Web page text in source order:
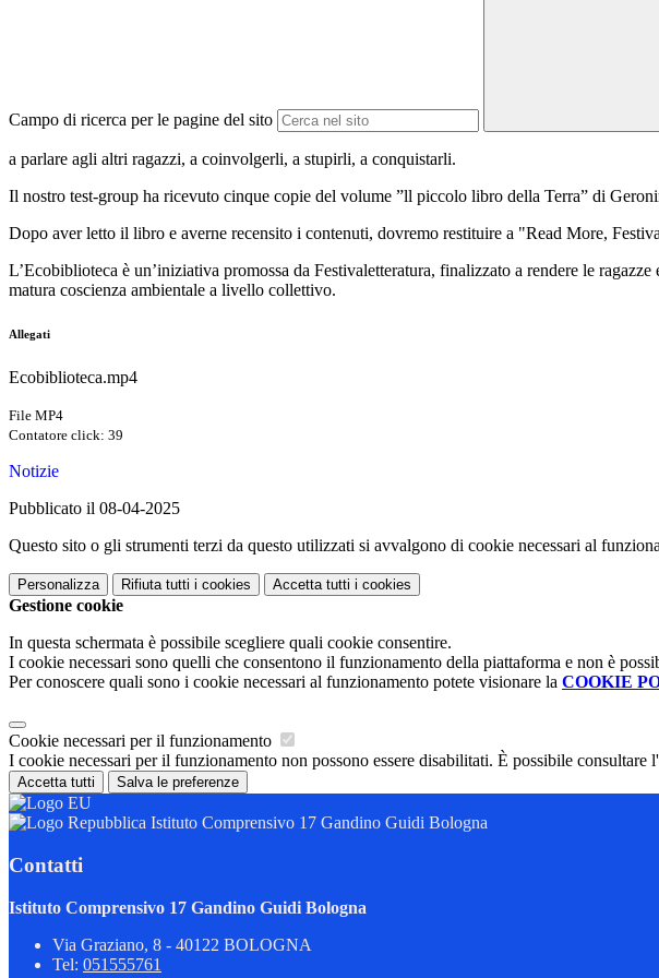
Campo di ricerca per le pagine del sito
a parlare agli altri ragazzi, a coinvolgerli, a stupirli, a conquistarli.
Il nostro test-group ha ricevuto cinque copie del volume ”ll piccolo libro della Terra” di
Dopo aver letto il libro e averne recensito i contenuti, dovremo restituire a "Read More,
L’Ecobiblioteca è un’iniziativa promossa da Festivaletteratura, finalizzato a rendere le
matura coscienza ambientale a livello collettivo.
Allegati
Ecobiblioteca.mp4
File MP4
Contatore click: 39
Notizie
Pubblicato il 08-04-2025
Questo sito o gli strumenti terzi da questo utilizzati si avvalgono di cookie necessari al
Personalizza Rifiuta tutti i cookies Accetta tutti i cookies
Gestione cookie
In questa schermata è possibile scegliere quali cookie consentire.
I cookie necessari sono quelli che consentono il funzionamento della piattaforma e non è
Per conoscere quali sono i cookie necessari al funzionamento potete visionare la COOKIE
Cookie necessari per il funzionamento
I cookie necessari per il funzionamento non possono essere disabilitati. È possibile
Accetta tutti Salva le preferenze
Istituto Comprensivo 17 Gandino Guidi Bologna
Contatti
Istituto Comprensivo 17 Gandino Guidi Bologna
Via Graziano, 8 - 40122 BOLOGNA
Tel: 051555761